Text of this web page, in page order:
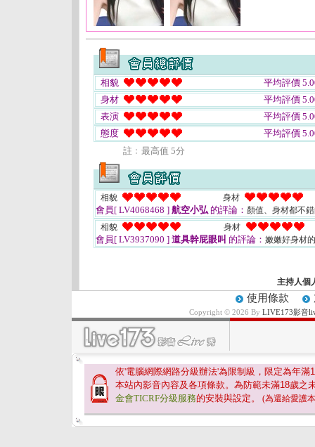
相貌
平均評價
身材
平均評價
表演
平均評價
態度
平均評價
註﹕最高值 5分
相貌 身材
會員[ LV4068468 ] 航空小弘 的評論： 顏值、身材都不
相貌
身材
會員[ LV3937090 ] 道具幹屁眼叫 的評論： 嫩嫩好身材
主持人個
使用條款
Copyright © 2026 By LIVE173影音
依'電腦網際網路分級辦法'為限制級，限定為年滿
本站內影音內容及各項條款。為防範未滿18歲之
金會TICRF分級服務的安裝與設定。 (為還給愛護